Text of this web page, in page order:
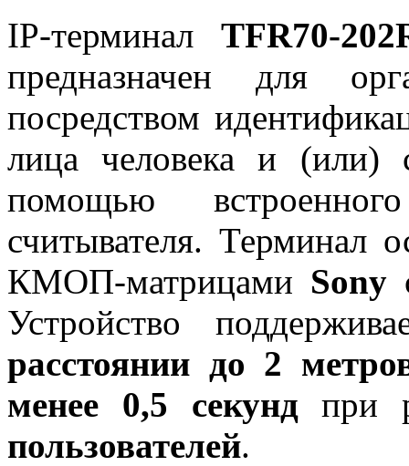
IP-терминал TFR70-
предназначен для
посредством
лица человека и (или)
помощью
считывателя. Терминал
КМОП-матрицами Sony
Устройство
расстоянии до 2
менее 0,5 секундпри
пользователей.